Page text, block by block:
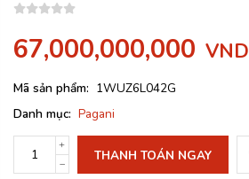
67,000,000,000 VND
Mã sản phẩm: 1WUZ6L042G
Danh mục: Pagani
THANH TOÁN NGAY